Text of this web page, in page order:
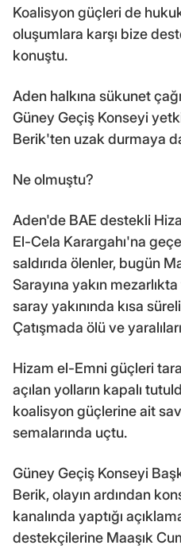
Koalisyon güçleri de hukuk
oluşumlara karşı bize
konuştu.
Aden halkına sükunet
Güney Geçiş Konseyi
Berik'ten uzak durmaya
Ne olmuştu?
Aden'de BAE destekli
El-Cela Karargahı'na
saldırıda ölenler, bugün
Sarayına yakın
saray yakınında kısa
Çatışmada ölü ve
Hizam el-Emni güçleri
açılan yolların kapalı
koalisyon güçlerine ait
semalarında uçtu.
Güney Geçiş Konseyi
Berik, olayın ardından
kanalında yaptığı
destekçilerine Maaşık